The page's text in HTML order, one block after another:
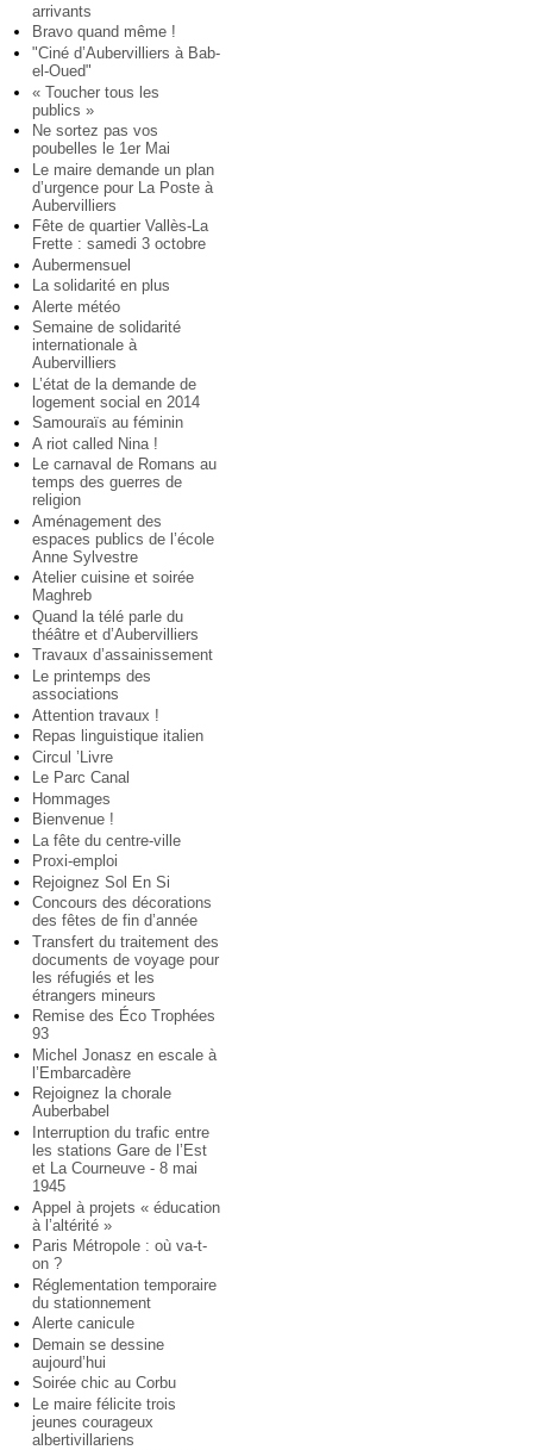
arrivants
Bravo quand même !
"Ciné d’Aubervilliers à Bab-
el-Oued"
« Toucher tous les
publics »
Ne sortez pas vos
poubelles le 1er Mai
Le maire demande un plan
d’urgence pour La Poste à
Aubervilliers
Fête de quartier Vallès-La
Frette : samedi 3 octobre
Aubermensuel
La solidarité en plus
Alerte météo
Semaine de solidarité
internationale à
Aubervilliers
L’état de la demande de
logement social en 2014
Samouraïs au féminin
A riot called Nina !
Le carnaval de Romans au
temps des guerres de
religion
Aménagement des
espaces publics de l’école
Anne Sylvestre
Atelier cuisine et soirée
Maghreb
Quand la télé parle du
théâtre et d’Aubervilliers
Travaux d’assainissement
Le printemps des
associations
Attention travaux !
Repas linguistique italien
Circul ’Livre
Le Parc Canal
Hommages
Bienvenue !
La fête du centre-ville
Proxi-emploi
Rejoignez Sol En Si
Concours des décorations
des fêtes de fin d’année
Transfert du traitement des
documents de voyage pour
les réfugiés et les
étrangers mineurs
Remise des Éco Trophées
93
Michel Jonasz en escale à
l’Embarcadère
Rejoignez la chorale
Auberbabel
Interruption du trafic entre
les stations Gare de l’Est
et La Courneuve - 8 mai
1945
Appel à projets « éducation
à l’altérité »
Paris Métropole : où va-t-
on ?
Réglementation temporaire
du stationnement
Alerte canicule
Demain se dessine
aujourd’hui
Soirée chic au Corbu
Le maire félicite trois
jeunes courageux
albertivillariens